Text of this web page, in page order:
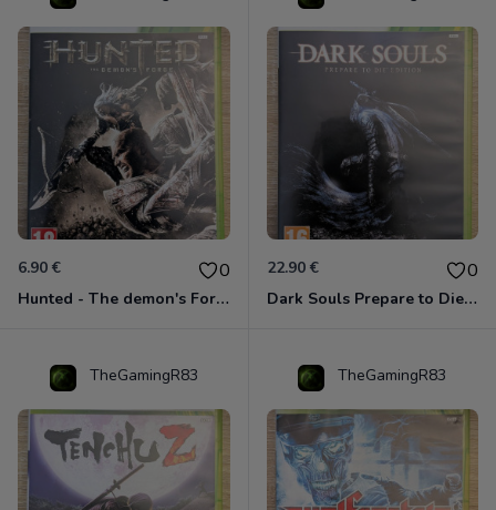
6.90 € 0
Hunted - The demon's Forge Xbox 360 (Complet CIB)
22.90 € 0
Dark Souls Prepare to Die Edition XBOX 360
TheGamingR83 TheGamingR83